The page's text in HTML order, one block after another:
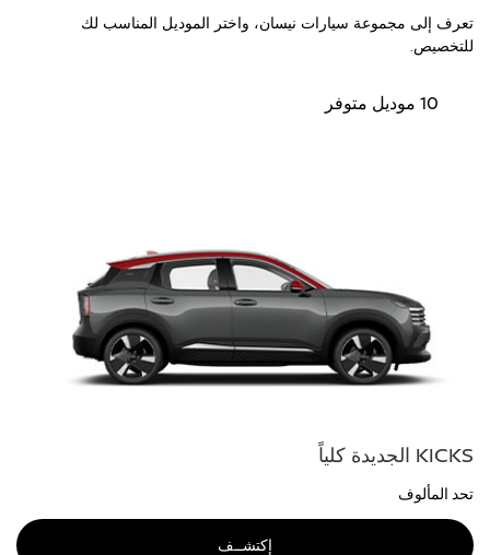
تعرف إلى مجموعة سيارات نيسان، واختر الموديل المناسب لك
للتخصيص.
10 موديل متوفر
KICKS الجديدة كلياً
تحد المألوف
إكتشــف